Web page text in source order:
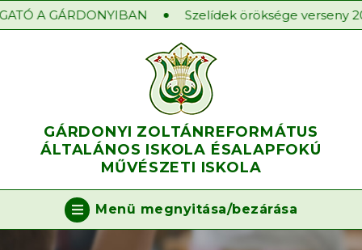
A GÁRDONYIBAN Szelídek öröksége verseny
GÁRDONYI ZOLTÁNREFORMÁTUS
ÁLTALÁNOS ISKOLA ÉSALAPFOKÚ
MŰVÉSZETI ISKOLA
Menü megnyitása/bezárása